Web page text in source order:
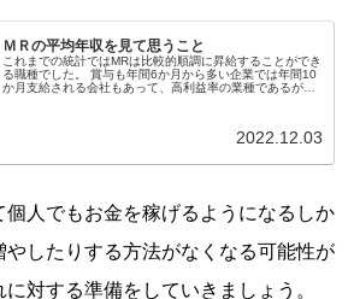
ＭＲの平均年収を見て思うこと
これまでの統計ではMRは比較的順調に昇給することができ
る職種でした。 賞与も年間6か月から多い企業では年間10
か月支給される会社もあって、高利益率の業種であるがゆ
2022.12.03
個人でもお金を稼げるようになるしか
やしたりする方法がなくなる可能性が
対する準備をしていきましょう。